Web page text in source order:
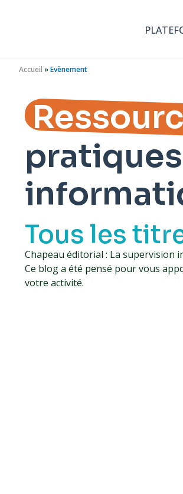
Accueil »Evènement
Tous les
Chapeau éditorial : La supervision
Ce blog a été pensé pour vous
votre activité.